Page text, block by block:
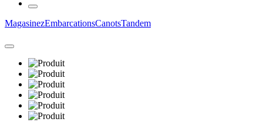
MagasinezEmbarcationsCanotsTandem